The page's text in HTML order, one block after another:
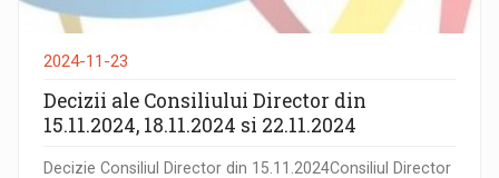
2024-11-23
Decizii ale Consiliului Director din
15.11.2024, 18.11.2024 si 22.11.2024
Decizie Consiliul Director din 15.11.2024Consiliul Director